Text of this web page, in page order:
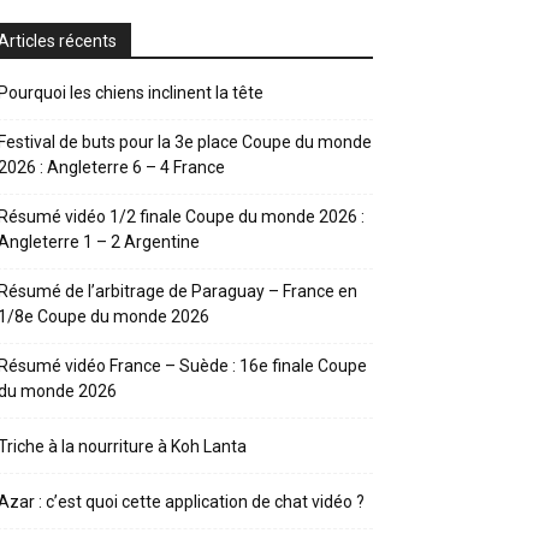
récents
les chiens inclinent la tête
de buts pour la 3e place Coupe du monde
: Angleterre 6 – 4 France
vidéo 1/2 finale Coupe du monde 2026 :
1 – 2 Argentine
de l’arbitrage de Paraguay – France en
8e Coupe du monde 2026
vidéo France – Suède : 16e finale Coupe
monde 2026
à la nourriture à Koh Lanta
: c’est quoi cette application de chat vidéo ?